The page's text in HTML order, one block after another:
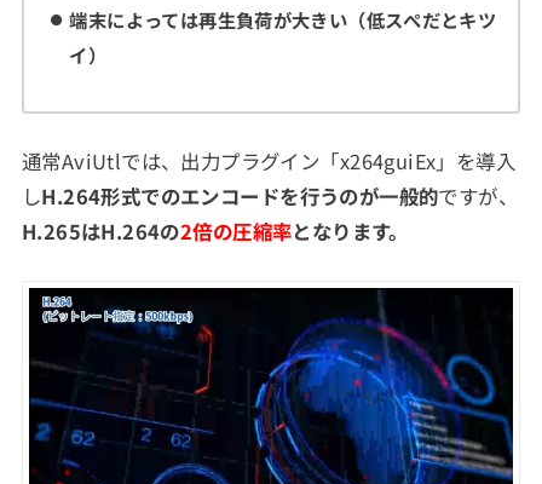
端末によっては再生負荷が大きい（低スぺだとキツ
イ）
通常AviUtlでは、出力プラグイン「x264guiEx」を導入
しH.264形式でのエンコードを行うのが一般的ですが、
H.265はH.264の2倍の圧縮率となります。